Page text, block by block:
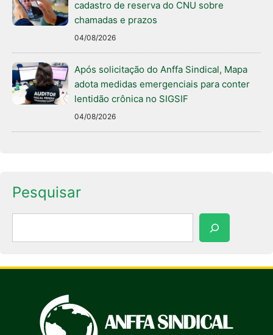
cadastro de reserva do CNU sobre
chamadas e prazos
04/08/2026
Após solicitação do Anffa Sindical, Mapa
adota medidas emergenciais para conter
lentidão crônica no SIGSIF
04/08/2026
Pesquisar